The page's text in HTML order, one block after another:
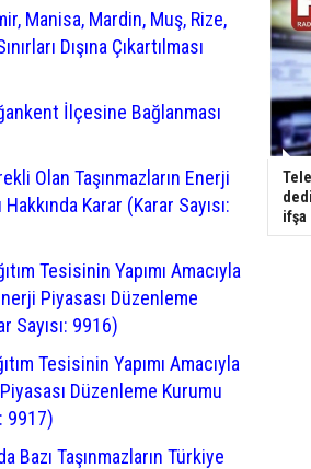
Manisa, Mardin, Muş, Rize,
Dışına Çıkartılması
İlçesine Bağlanması
Olan Taşınmazların Enerji
Karar (Karar Sayısı:
Tesisinin Yapımı Amacıyla
Piyasası Düzenleme
Sayısı: 9916)
Tesisinin Yapımı Amacıyla
Düzenleme Kurumu
9917)
Taşınmazların Türkiye
ifşa